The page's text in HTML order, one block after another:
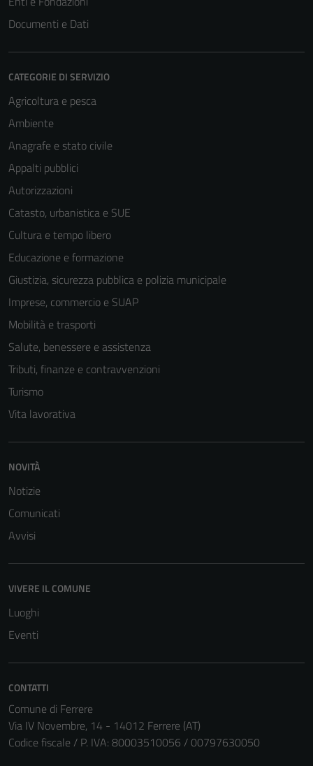
Documenti e Dati
CATEGORIE DI SERVIZIO
Agricoltura e pesca
Ambiente
Anagrafe e stato civile
Appalti pubblici
Autorizzazioni
Catasto, urbanistica e SUE
Cultura e tempo libero
Educazione e formazione
Giustizia, sicurezza pubblica e polizia municipale
Imprese, commercio e SUAP
Mobilità e trasporti
Salute, benessere e assistenza
Tributi, finanze e contravvenzioni
Turismo
Vita lavorativa
NOVITÀ
Notizie
Comunicati
Avvisi
VIVERE IL COMUNE
Luoghi
Eventi
CONTATTI
Comune di Ferrere
Via IV Novembre, 14 - 14012 Ferrere (AT)
Codice fiscale / P. IVA: 80003510056 / 00797630050